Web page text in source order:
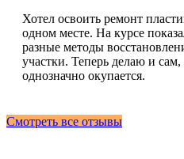
Хотел освоить ремонт
одном месте. На курсе
разные методы
участки. Теперь делаю и
однозначно окупается.
Смотреть все отзывы